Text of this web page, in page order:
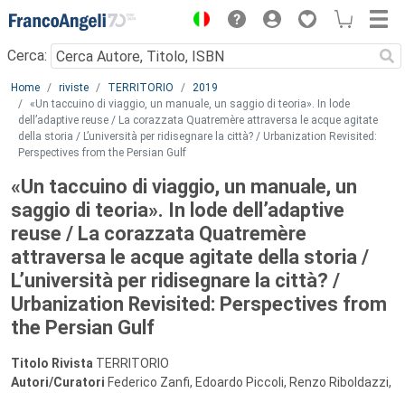
Menu
Cerca:
Main content
Home riviste TERRITORIO
2019
«Un taccuino di viaggio, un manuale, un saggio di teoria». In lode
dell’adaptive reuse / La corazzata Quatremère attraversa le acque agitate
della storia / L’università per ridisegnare la città? / Urbanization Revisited:
Perspectives from the Persian Gulf
«Un taccuino di viaggio, un manuale, un
saggio di teoria». In lode dell’adaptive
reuse / La corazzata Quatremère
attraversa le acque agitate della storia /
L’università per ridisegnare la città? /
Urbanization Revisited: Perspectives from
the Persian Gulf
Titolo Rivista TERRITORIO
Autori/Curatori Federico Zanfi, Edoardo Piccoli, Renzo Riboldazzi,